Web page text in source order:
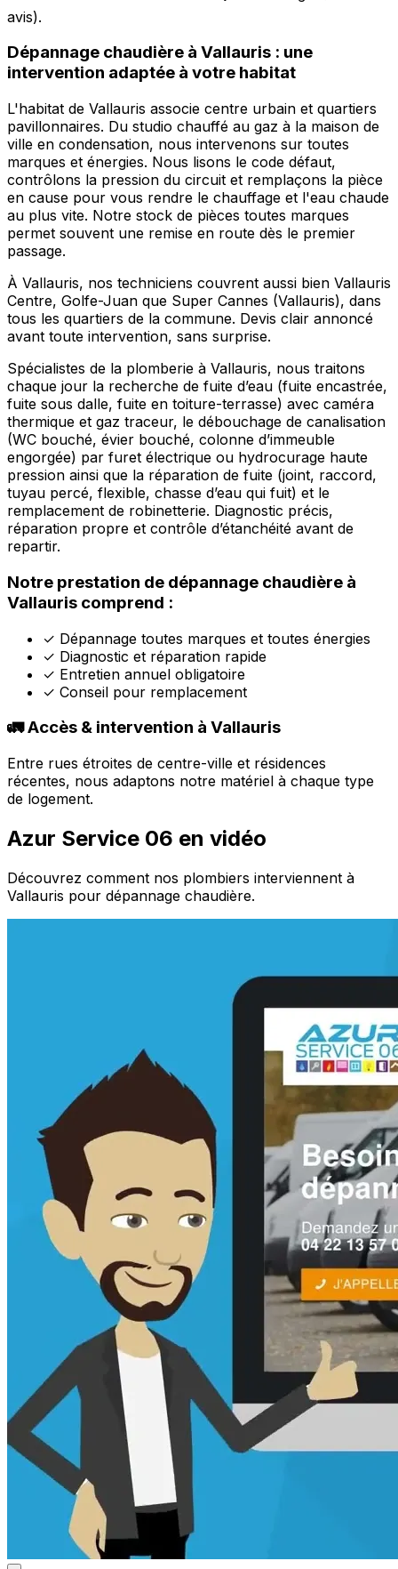
avis).
Dépannage chaudière à Vallauris : une
intervention adaptée à votre habitat
L'habitat de Vallauris associe centre urbain et quartiers
pavillonnaires. Du studio chauffé au gaz à la maison de
ville en condensation, nous intervenons sur toutes
marques et énergies. Nous lisons le code défaut,
contrôlons la pression du circuit et remplaçons la pièce
en cause pour vous rendre le chauffage et l'eau chaude
au plus vite. Notre stock de pièces toutes marques
permet souvent une remise en route dès le premier
passage.
À Vallauris, nos techniciens couvrent aussi bien Vallauris
Centre, Golfe-Juan que Super Cannes (Vallauris), dans
tous les quartiers de la commune. Devis clair annoncé
avant toute intervention, sans surprise.
Spécialistes de la plomberie à Vallauris, nous traitons
chaque jour la recherche de fuite d’eau (fuite encastrée,
fuite sous dalle, fuite en toiture-terrasse) avec caméra
thermique et gaz traceur, le débouchage de canalisation
(WC bouché, évier bouché, colonne d’immeuble
engorgée) par furet électrique ou hydrocurage haute
pression ainsi que la réparation de fuite (joint, raccord,
tuyau percé, flexible, chasse d’eau qui fuit) et le
remplacement de robinetterie. Diagnostic précis,
réparation propre et contrôle d’étanchéité avant de
repartir.
Notre prestation de dépannage chaudière à
Vallauris comprend :
✓ Dépannage toutes marques et toutes énergies
✓ Diagnostic et réparation rapide
✓ Entretien annuel obligatoire
✓ Conseil pour remplacement
🚛 Accès & intervention à Vallauris
Entre rues étroites de centre-ville et résidences
récentes, nous adaptons notre matériel à chaque type
de logement.
Azur Service 06 en vidéo
Découvrez comment nos plombiers interviennent à
Vallauris pour dépannage chaudière.